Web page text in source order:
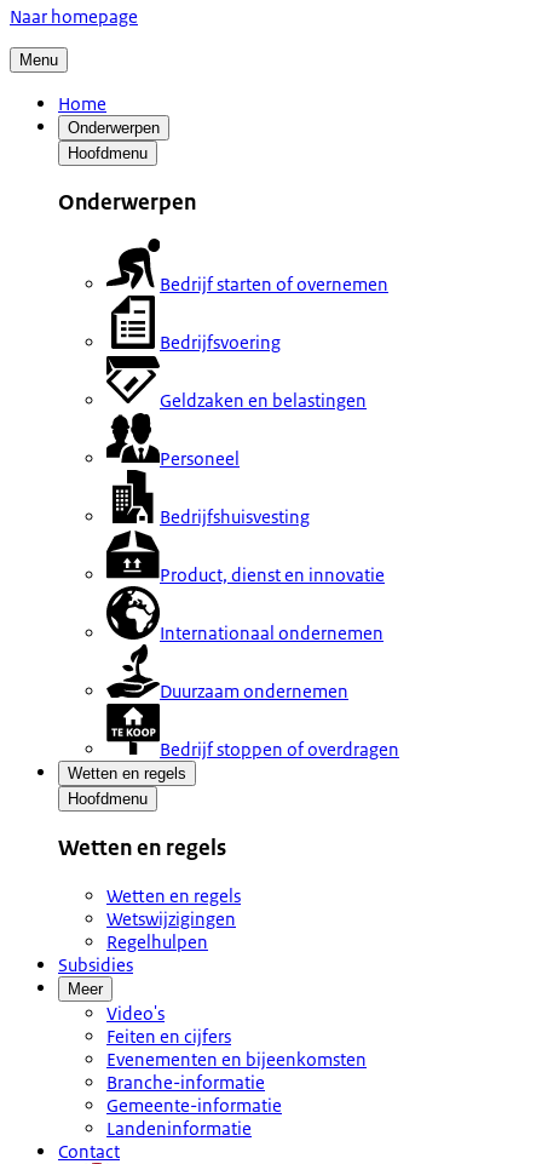
Naar homepage
Menu
Home
Onderwerpen
Hoofdmenu
Onderwerpen
Bedrijf starten of overnemen
Bedrijfsvoering
Geldzaken en belastingen
Personeel
Bedrijfshuisvesting
Product, dienst en innovatie
Internationaal ondernemen
Duurzaam ondernemen
Bedrijf stoppen of overdragen
Wetten en regels
Hoofdmenu
Wetten en regels
Wetten en regels
Wetswijzigingen
Regelhulpen
Subsidies
Meer
Video's
Feiten en cijfers
Evenementen en bijeenkomsten
Branche-informatie
Gemeente-informatie
Landeninformatie
Contact